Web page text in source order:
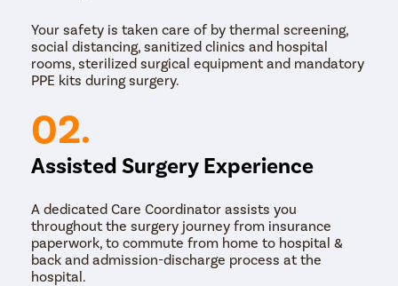
Your safety is taken care of by thermal screening,
social distancing, sanitized clinics and hospital
rooms, sterilized surgical equipment and mandatory
PPE kits during surgery.
02.
Assisted Surgery Experience
A dedicated Care Coordinator assists you
throughout the surgery journey from insurance
paperwork, to commute from home to hospital &
back and admission-discharge process at the
hospital.